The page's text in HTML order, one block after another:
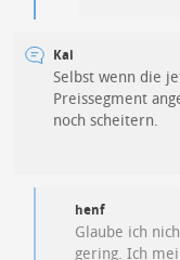
Kai
Selbst wenn die
Preissegment
noch scheitern.
henf
Glaube ich
gering. Ich